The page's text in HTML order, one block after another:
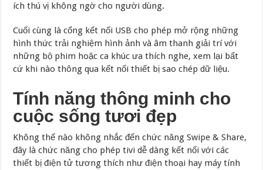
ích thú vị không ngờ cho người dùng.
Cuối cùng là cổng kết nối USB cho phép mở rộng những
hình thức trải nghiệm hình ảnh và âm thanh giải trí với
những bộ phim hoặc ca khúc ưa thích nghe, xem lại bất
cứ khi nào thông qua kết nối thiết bị sao chép dữ liệu.
Tính năng thông minh cho
cuộc sống tươi đẹp
Không thế nào không nhắc đến chức năng Swipe & Share,
đây là chức năng cho phép tivi dễ dàng kết nối với các
thiết bị điện tử tương thích như điện thoại hay máy tính